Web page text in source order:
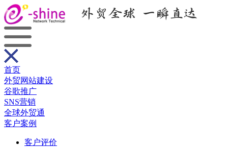
首页
外贸网站建设
谷歌推广
SNS营销
全球外贸通
客户案例
客户评价